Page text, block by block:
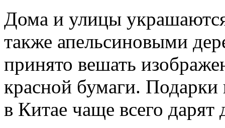
Дома и улицы
также апельсиновыми
принято вешать
красной бумаги.
в Китае чаще всего дарят